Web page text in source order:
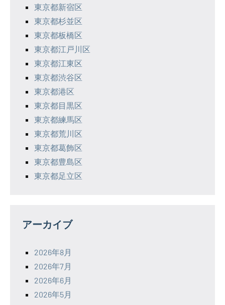
東京都新宿区
東京都杉並区
東京都板橋区
東京都江戸川区
東京都江東区
東京都渋谷区
東京都港区
東京都目黒区
東京都練馬区
東京都荒川区
東京都葛飾区
東京都豊島区
東京都足立区
アーカイブ
2026年8月
2026年7月
2026年6月
2026年5月